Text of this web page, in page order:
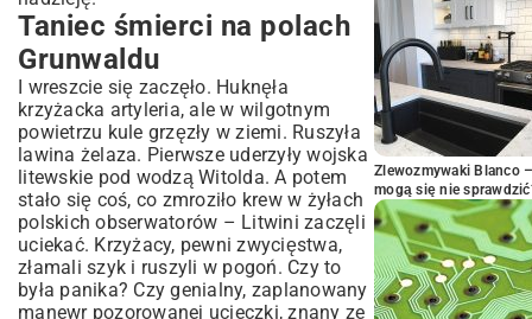
Taniec śmierci na polach
Grunwaldu
I wreszcie się zaczęło. Huknęła
krzyżacka artyleria, ale w wilgotnym
powietrzu kule grzęzły w ziemi. Ruszyła
lawina żelaza. Pierwsze uderzyły wojska
litewskie pod wodzą Witolda. A potem
stało się coś, co zmroziło krew w żyłach
polskich obserwatorów – Litwini zaczęli
uciekać. Krzyżacy, pewni zwycięstwa,
złamali szyk i ruszyli w pogoń. Czy to
była panika? Czy genialny, zaplanowany
manewr pozorowanej ucieczki, znany ze
Zlewozmywaki Blanco
mogą się nie